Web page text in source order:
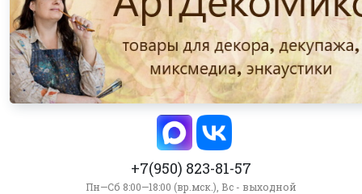
+7(950) 823-81-57
Пн—Сб 8:00—18:00 (вр.мск.), Вс - выходной